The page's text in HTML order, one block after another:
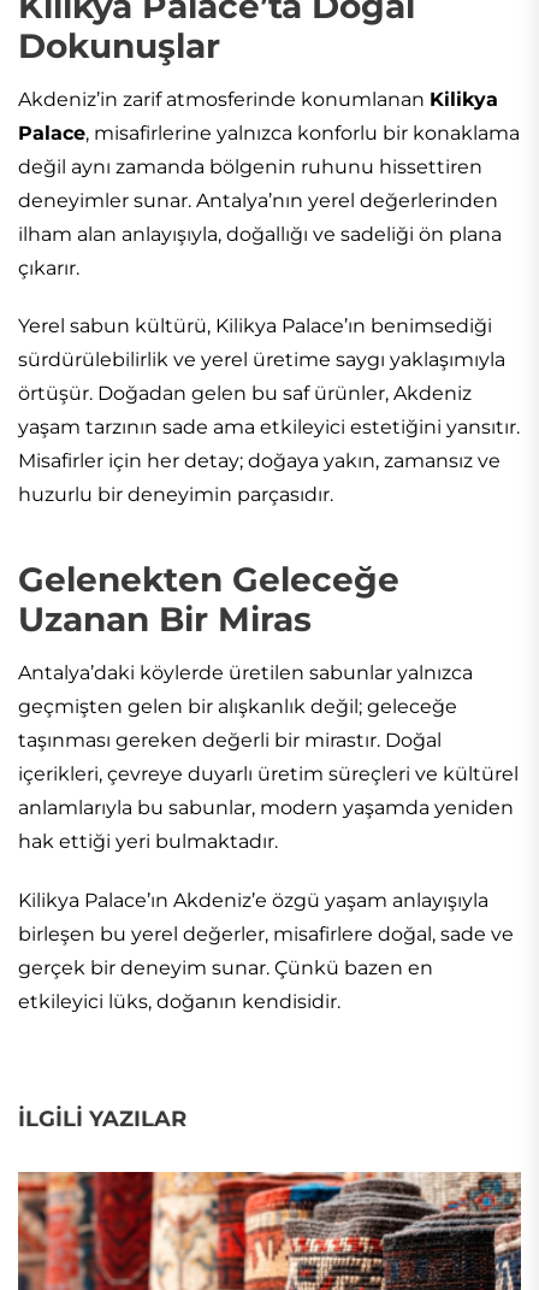
Dokunuşlar
Akdeniz’in zarif atmosferinde konumlanan Kilikya
Palace, misafirlerine yalnızca konforlu bir konaklama
değil aynı zamanda bölgenin ruhunu hissettiren
deneyimler sunar. Antalya’nın yerel değerlerinden
ilham alan anlayışıyla, doğallığı ve sadeliği ön plana
çıkarır.
Yerel sabun kültürü, Kilikya Palace’ın benimsediği
sürdürülebilirlik ve yerel üretime saygı yaklaşımıyla
örtüşür. Doğadan gelen bu saf ürünler, Akdeniz
yaşam tarzının sade ama etkileyici estetiğini yansıtır.
Misafirler için her detay; doğaya yakın, zamansız ve
huzurlu bir deneyimin parçasıdır.
Gelenekten Geleceğe
Uzanan Bir Miras
Antalya’daki köylerde üretilen sabunlar yalnızca
geçmişten gelen bir alışkanlık değil; geleceğe
taşınması gereken değerli bir mirastır. Doğal
içerikleri, çevreye duyarlı üretim süreçleri ve kültürel
anlamlarıyla bu sabunlar, modern yaşamda yeniden
hak ettiği yeri bulmaktadır.
Kilikya Palace’ın Akdeniz’e özgü yaşam anlayışıyla
birleşen bu yerel değerler, misafirlere doğal, sade ve
gerçek bir deneyim sunar. Çünkü bazen en
etkileyici lüks, doğanın kendisidir.
İLGILI YAZILAR